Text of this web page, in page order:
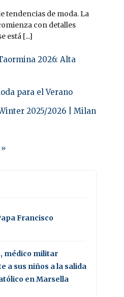
tendencias de moda. La
con detalles
está [...]
2026: Alta
para el Verano
2025/2026 | Milan
Francisco
médico militar
a sus niños a la salida
en Marsella